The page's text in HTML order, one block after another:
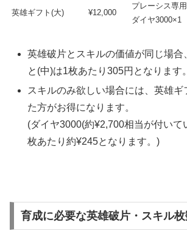
英雄ギフト(大) ¥12,000
プレーシス専
ダイヤ3000×1
英雄破片とスキルの価値が同じ場合
と(中)は1枚あたり305円となります。
スキルのみ欲しい場合には、英雄ギ
た方がお得になります。
(ダイヤ3000(約¥2,700相当が付いて
枚あたり約¥245となります。)
育成に必要な英雄破片・スキル